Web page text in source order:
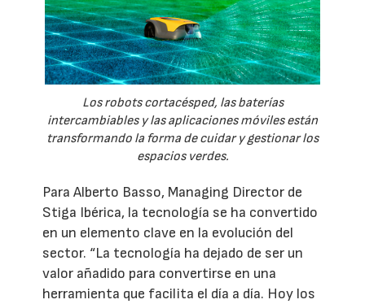
Los robots cortacésped, las baterías
intercambiables y las aplicaciones móviles están
transformando la forma de cuidar y gestionar los
espacios verdes.
Para Alberto Basso, Managing Director de
Stiga Ibérica, la tecnología se ha convertido
en un elemento clave en la evolución del
sector. “La tecnología ha dejado de ser un
valor añadido para convertirse en una
herramienta que facilita el día a día. Hoy los